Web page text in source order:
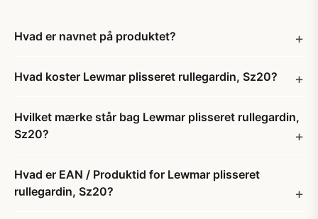
Hvad er navnet på produktet?
Hvad koster Lewmar plisseret rullegardin, Sz20?
Hvilket mærke står bag Lewmar plisseret rullegardin,
Sz20?
Hvad er EAN / Produktid for Lewmar plisseret
rullegardin, Sz20?